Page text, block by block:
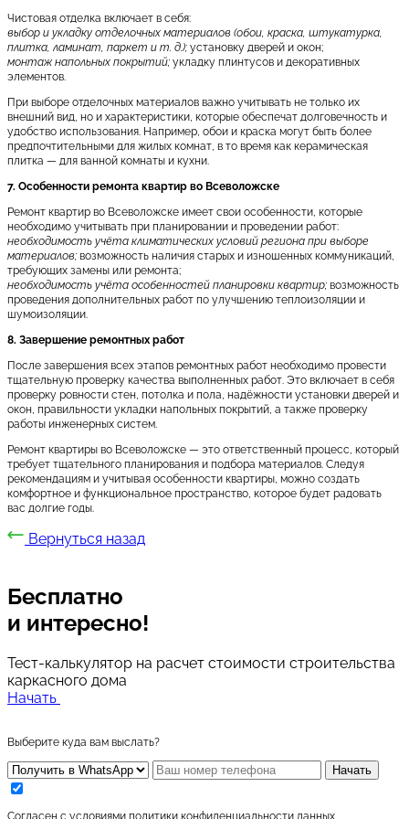
Чистовая отделка включает в себя:
выбор и укладку отделочных материалов (обои, краска, штукатурка,
плитка, ламинат, паркет и т. д.); установку дверей и окон;
монтаж напольных покрытий; укладку плинтусов и декоративных
элементов.
При выборе отделочных материалов важно учитывать не только их
внешний вид, но и характеристики, которые обеспечат долговечность и
удобство использования. Например, обои и краска могут быть более
предпочтительными для жилых комнат, в то время как керамическая
плитка — для ванной комнаты и кухни.
7. Особенности ремонта квартир во Всеволожске
Ремонт квартир во Всеволожске имеет свои особенности, которые
необходимо учитывать при планировании и проведении работ:
необходимость учёта климатических условий региона при выборе
материалов; возможность наличия старых и изношенных коммуникаций,
требующих замены или ремонта;
необходимость учёта особенностей планировки квартир; возможность
проведения дополнительных работ по улучшению теплоизоляции и
шумоизоляции.
8. Завершение ремонтных работ
После завершения всех этапов ремонтных работ необходимо провести
тщательную проверку качества выполненных работ. Это включает в себя
проверку ровности стен, потолка и пола, надёжности установки дверей и
окон, правильности укладки напольных покрытий, а также проверку
работы инженерных систем.
Ремонт квартиры во Всеволожске — это ответственный процесс, который
требует тщательного планирования и подбора материалов. Следуя
рекомендациям и учитывая особенности квартиры, можно создать
комфортное и функциональное пространство, которое будет радовать
вас долгие годы.
Вернуться назад
Бесплатно
и интересно!
Тест-калькулятор на расчет стоимости строительства
каркасного дома
Начать
Выберите куда вам выслать?
Начать
Согласен с условиями политики конфиденциальности данных